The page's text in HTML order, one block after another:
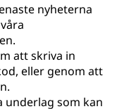
nyheterna
att skriva in
eller genom att
underlag som kan